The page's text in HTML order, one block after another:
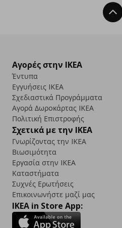
Αγορές στην IKEA
Έντυπα
Εγγυήσεις IKEA
Σχεδιαστικά Προγράμματα
Αγορά Δωρoκάρτας IKEA
Πολιτική Επιστροφής
Σχετικά με την IKEA
Γνωρίζοντας την IKEA
Βιωσιμότητα
Εργασία στην IKEA
Καταστήματα
Συχνές Ερωτήσεις
Επικοινωνήστε μαζί μας
IKEA in Store App: